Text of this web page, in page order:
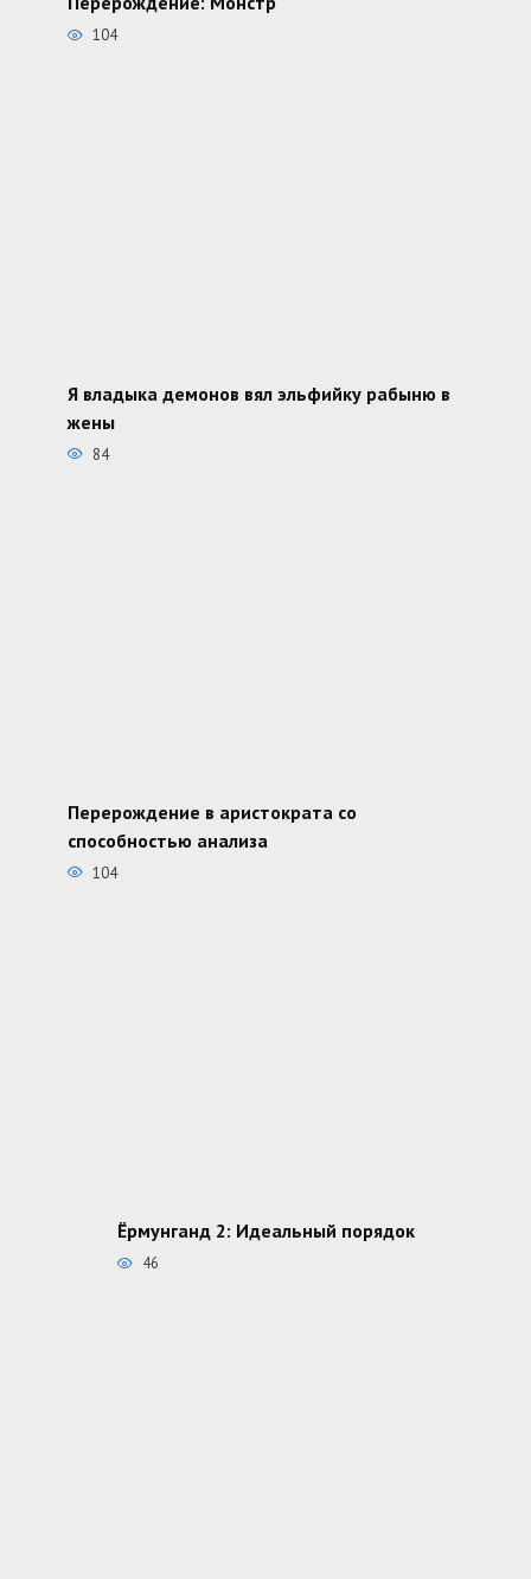
104
Я владыка демонов вял эльфийку рабыню в
жены
84
Перерождение в аристократа со
способностью анализа
104
Ёрмунганд 2: Идеальный порядок
46